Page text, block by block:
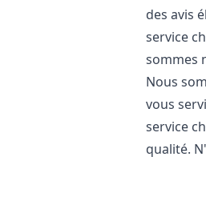
des avis
service
sommes
Nous
vous
service
qualité.